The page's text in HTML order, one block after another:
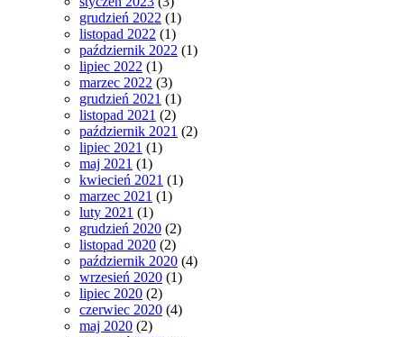
grudzień 2022 (1)
listopad 2022 (1)
październik 2022 (1)
lipiec 2022 (1)
marzec 2022 (3)
grudzień 2021 (1)
listopad 2021 (2)
październik 2021 (2)
lipiec 2021 (1)
maj 2021 (1)
kwiecień 2021 (1)
marzec 2021 (1)
luty 2021 (1)
grudzień 2020 (2)
listopad 2020 (2)
październik 2020 (4)
wrzesień 2020 (1)
lipiec 2020 (2)
czerwiec 2020 (4)
maj 2020 (2)